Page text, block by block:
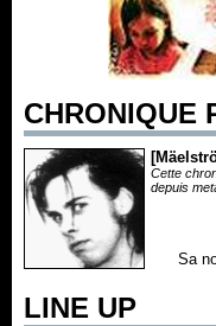
CHRONIQUE
Cette
depuis
Sa
LINE UP